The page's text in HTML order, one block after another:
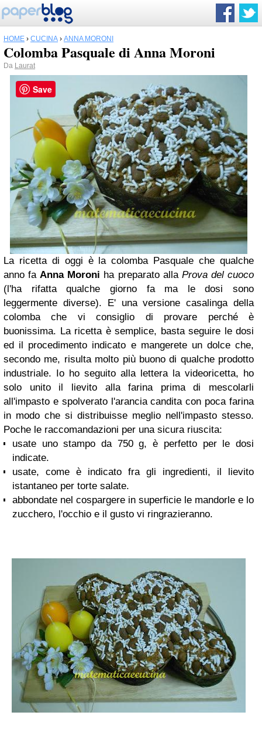
HOME › CUCINA › ANNA MORONI
Colomba Pasquale di Anna Moroni
Da Laurat
La ricetta di oggi è la colomba Pasquale che qualche
anno faAnna Moroni ha preparato alla Prova del cuoco
(l'ha rifatta qualche giorno fa ma le dosi sono
leggermente diverse). E' una versione casalinga della
colomba che vi consiglio di provare perché è
buonissima. La ricetta è semplice, basta seguire le dosi
ed il procedimento indicato e mangerete un dolce che,
secondo me, risulta molto più buono di qualche prodotto
industriale. Io ho seguito alla lettera la videoricetta, ho
solo unito il lievito alla farina prima di mescolarli
all'impasto e spolverato l'arancia candita con poca farina
in modo che si distribuisse meglio nell'impasto stesso.
Poche le raccomandazioni per una sicura riuscita:
usate uno stampo da 750 g, è perfetto per le dosi
indicate.
usate, come è indicato fra gli ingredienti, il lievito
istantaneo per torte salate.
abbondate nel cospargere in superficie le mandorle e lo
zucchero, l'occhio e il gusto vi ringrazieranno.
Save